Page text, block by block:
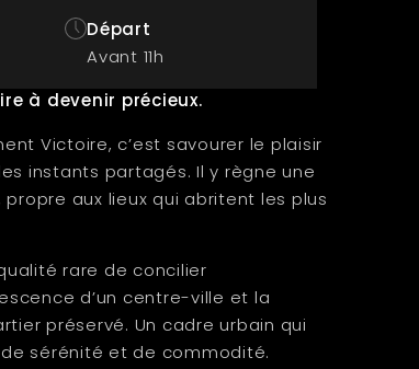
Départ
Avant 11h
à devenir précieux.
Victoire, c’est savourer le plaisir
instants partagés. Il y règne une
aux lieux qui abritent les plus
rare de concilier
d’un centre-ville et la
préservé. Un cadre urbain qui
sérénité et de commodité.